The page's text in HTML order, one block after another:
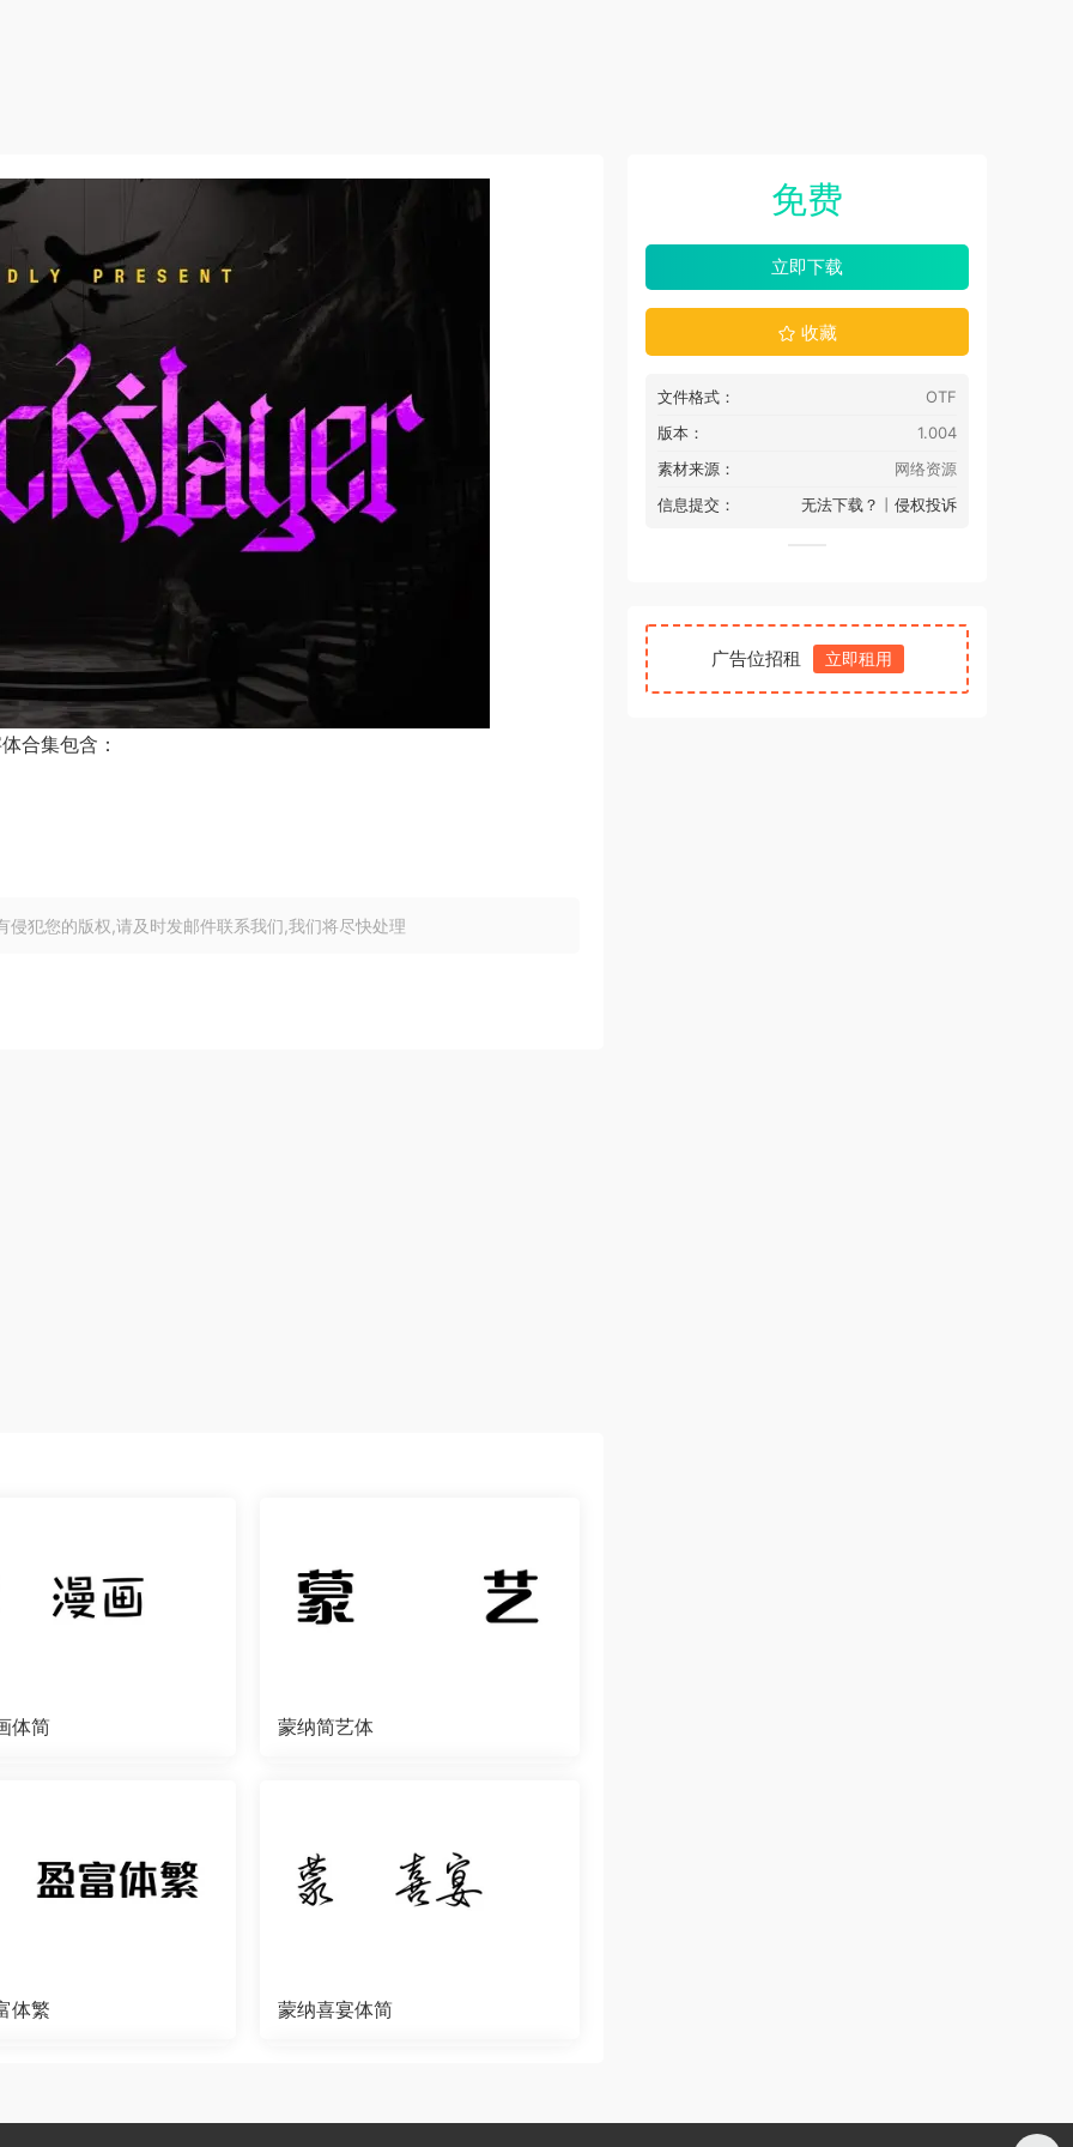
合集包含：
犯您的版权,请及时发邮件联系我们,我们将尽快处理
体简 蒙纳简艺体
体繁 蒙纳喜宴体简
免费
立即下载
收藏
文件格式：
OTF
版本：
1.004
素材来源：
网络资源
信息提交：
无法下载？ 丨 侵权投诉
广告位招租 立即租用